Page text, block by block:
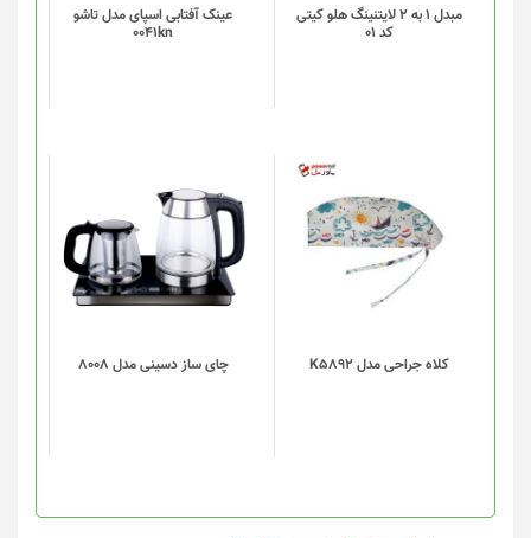
مبدل 1 به 2 لایتنینگ هلو کیتی
کد 01
عینک آفتابی اسپای مدل تاشو
0041kn
کلاه جراحی مدل K5892 چای ساز دسینی مدل 8008
محصول
دارای
انواع
مختلفی
می
گزینه
محصول